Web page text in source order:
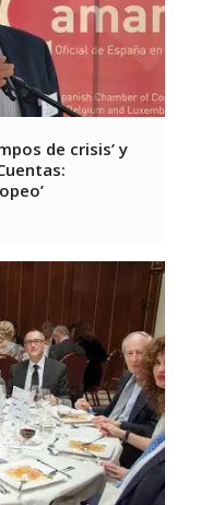
de crisis’ y